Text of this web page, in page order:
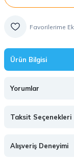
Ürün Bilgisi
Yorumlar
Taksit Seçenekleri
Alışveriş Deneyimi